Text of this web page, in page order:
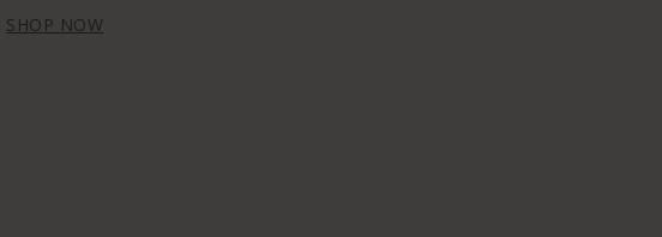
SHOP NOW